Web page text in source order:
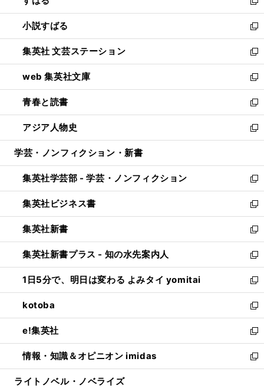
開
く
ウ
で
開
く
新
し
い
ウ
ィ
ン
ド
ウ
で
開
く
小説すばる
新
し
い
ウ
ィ
ン
ド
ウ
で
開
集英社 文芸ステーション
新
し
い
ウ
ィ
ン
ド
ウ
開
く
web 集英社文庫
新
し
い
ウ
ィ
ン
ウ
で
開
く
青春と読書
新
し
い
ウ
ン
ド
ウ
で
開
く
アジア人物史
新
し
ウ
ィ
ン
ド
ウ
で
開
く
学芸・ノンフィクション・新書
集英社学芸部 - 学芸・ノンフィクション
新
し
い
ウ
ィ
ン
ド
ウ
で
開
く
集英社ビジネス書
新
し
い
ウ
ィ
ン
ド
ウ
で
開
く
集英社新書
新
し
い
ウ
ィ
ン
ド
ウ
で
開
く
集英社新書プラス - 知の水先案内人
新
し
い
ウ
ィ
ン
ド
ウ
で
開
1日5分で、明日は変わる よみタイ yomitai
新
し
い
ウ
ィ
ン
ド
ウ
kotoba
新
し
い
ウ
ィ
ン
e!集英社
新
し
い
ウ
情報・知識＆オピニオン imidas
新
し
ライトノベル・ノベライズ